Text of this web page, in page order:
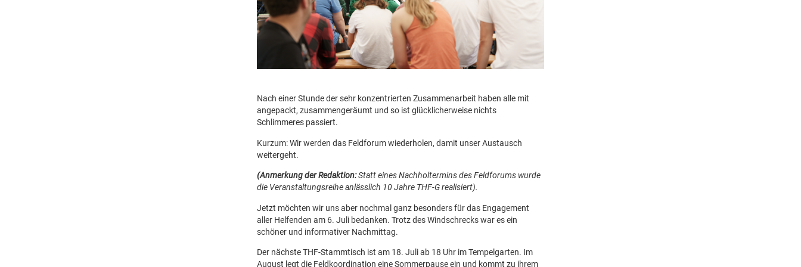
Nach einer Stunde der sehr konzentrierten Zusammenarbeit haben alle mit
angepackt, zusammengeräumt und so ist glücklicherweise nichts
Schlimmeres passiert.
Kurzum: Wir werden das Feldforum wiederholen, damit unser Austausch
weitergeht.
(Anmerkung der Redaktion:Statt eines Nachholtermins des Feldforums wurde
die Veranstaltungsreihe anlässlich 10 Jahre THF-G realisiert).
Jetzt möchten wir uns aber nochmal ganz besonders für das Engagement
aller Helfenden am 6. Juli bedanken. Trotz des Windschrecks war es ein
schöner und informativer Nachmittag.
Der nächste THF-Stammtisch ist am 18. Juli ab 18 Uhr im Tempelgarten. Im
August legt die Feldkoordination eine Sommerpause ein und kommt zu ihrem